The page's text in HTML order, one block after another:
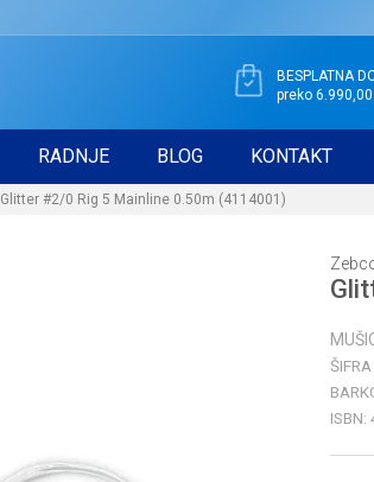
BESPLATNA
preko 6.990,00
RADNJE BLOG KONTAKT
Glitter #2/0 Rig 5 Mainline 0.50m (4114001)
ISBN: